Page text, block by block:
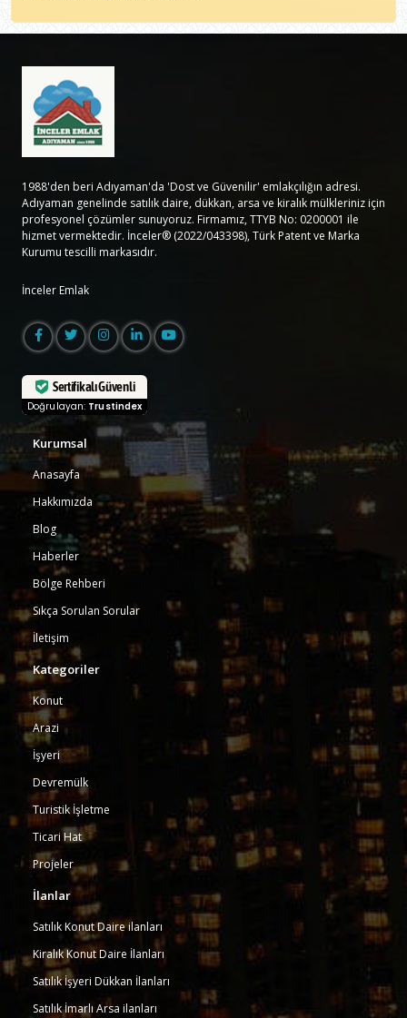
1988'den beri Adıyaman'da 'Dost ve Güvenilir' emlakçılığın adresi.
Adıyaman genelinde satılık daire, dükkan, arsa ve kiralık mülkleriniz için
profesyonel çözümler sunuyoruz. Firmamız, TTYB No: 0200001 ile
hizmet vermektedir. İnceler® (2022/043398), Türk Patent ve Marka
Kurumu tescilli markasıdır.
İnceler Emlak
Sertifikalı Güvenli
Doğrulayan: Trustindex
Kurumsal
Anasayfa
Hakkımızda
Blog
Haberler
Bölge Rehberi
Sıkça Sorulan Sorular
İletişim
Kategoriler
Konut
Arazi
İşyeri
Devremülk
Turistik İşletme
Ticari Hat
Projeler
İlanlar
Satılık Konut Daire ilanları
Kiralık Konut Daire İlanları
Satılık İşyeri Dükkan İlanları
Satılık İmarlı Arsa ilanları